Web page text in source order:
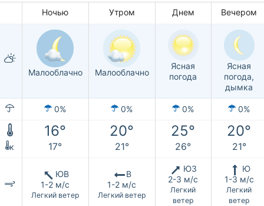
Ночью Утром Днем Вечером
Малооблачно Малооблачно
Ясная
погода
Ясная
погода,
дымка
0% 0% 0% 0%
16° 20° 25° 20°
к 17° 21° 26° 21°
ЮВ
1-2 м/с
Легкий ветер
В
1-2 м/с
Легкий ветер
ЮЗ
2-3 м/с
Легкий
ветер
Ю
1-3 м/с
Легкий
ветер